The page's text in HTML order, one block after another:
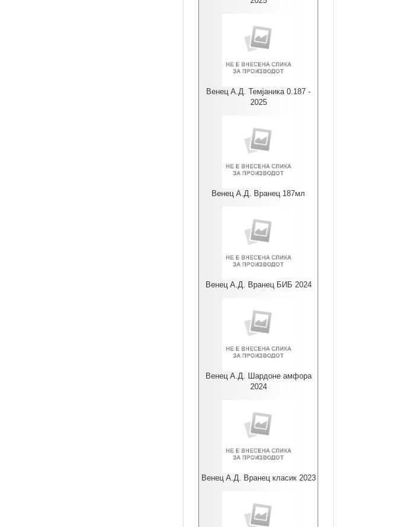
Венец А.Д. Темјаника 0.187 -
2025
Венец А.Д. Вранец 187мл
Венец А.Д. Вранец БИБ 2024
Венец А.Д. Шардоне амфора
2024
Венец А.Д. Вранец класик 2023